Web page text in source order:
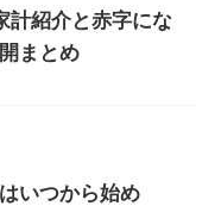
計紹介と赤字にな
まとめ
いつから始め